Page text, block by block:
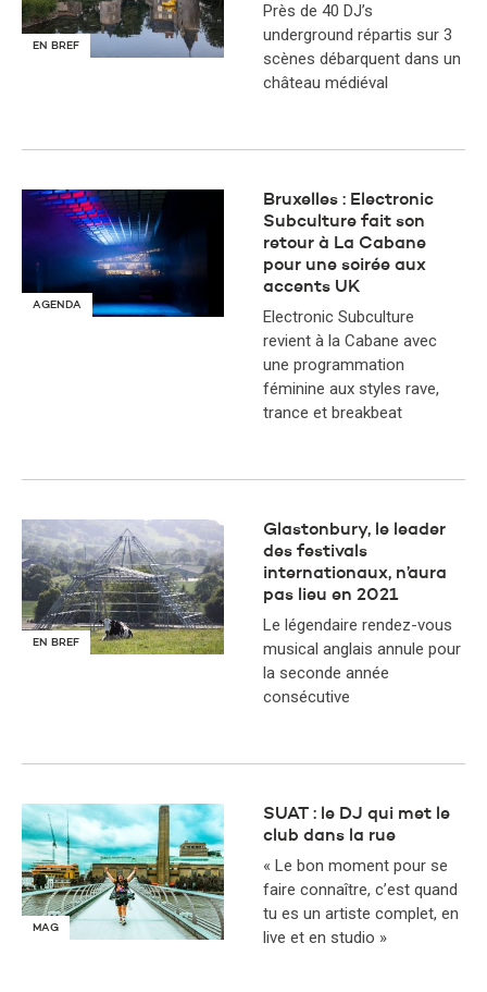
EN BREF
Près de 40 DJ’s
underground répartis sur 3
scènes débarquent dans un
château médiéval
AGENDA
Bruxelles : Electronic
Subculture fait son
retour à La Cabane
pour une soirée aux
accents UK
Electronic Subculture
revient à la Cabane avec
une programmation
féminine aux styles rave,
trance et breakbeat
EN BREF
Glastonbury, le leader
des festivals
internationaux, n’aura
pas lieu en 2021
Le légendaire rendez-vous
musical anglais annule pour
la seconde année
consécutive
MAG
SUAT : le DJ qui met le
club dans la rue
« Le bon moment pour se
faire connaître, c’est quand
tu es un artiste complet, en
live et en studio »